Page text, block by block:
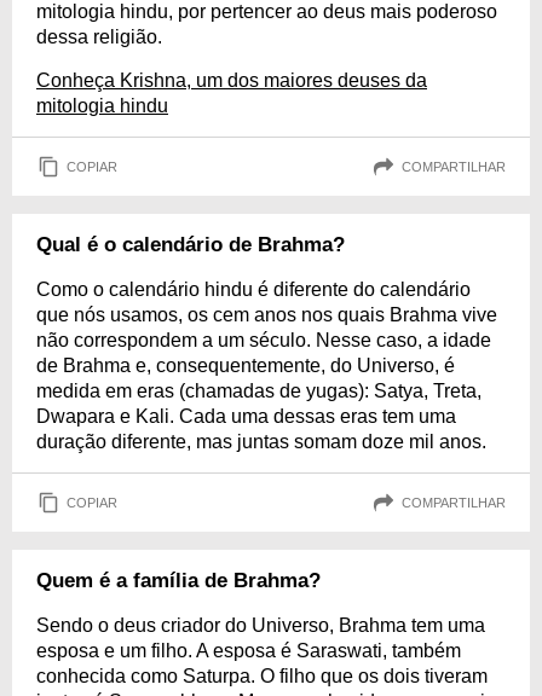
mitologia hindu, por pertencer ao deus mais poderoso
dessa religião.
Conheça Krishna, um dos maiores deuses da
mitologia hindu
COPIAR COMPARTILHAR
Qual é o calendário de Brahma?
Como o calendário hindu é diferente do calendário
que nós usamos, os cem anos nos quais Brahma vive
não correspondem a um século. Nesse caso, a idade
de Brahma e, consequentemente, do Universo, é
medida em eras (chamadas de yugas): Satya, Treta,
Dwapara e Kali. Cada uma dessas eras tem uma
duração diferente, mas juntas somam doze mil anos.
COPIAR COMPARTILHAR
Quem é a família de Brahma?
Sendo o deus criador do Universo, Brahma tem uma
esposa e um filho. A esposa é Saraswati, também
conhecida como Saturpa. O filho que os dois tiveram